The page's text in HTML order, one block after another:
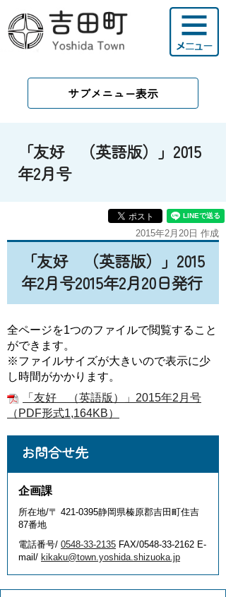
サブメニュー表示
「友好 （英語版）」2015
年2月号
2015年2月20日 作成
「友好 （英語版）」2015
年2月号2015年2月20日発行
全ページを1つのファイルで閲覧すること
ができます。
※ファイルサイズが大きいので表示に少
し時間がかかります。
「友好 （英語版）」2015年2月号
（PDF形式1,164KB）
お問合せ先
企画課
所在地/〒 421-0395静岡県榛原郡吉田町住吉
87番地
電話番号/ 0548-33-2135 FAX/0548-33-2162 E-
mail/ kikaku@town.yoshida.shizuoka.jp